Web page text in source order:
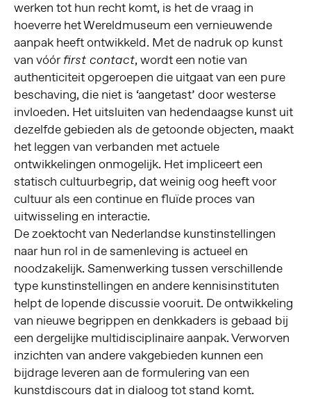
werken tot hun recht komt, is het de vraag in
hoeverre het Wereldmuseum een vernieuwende
aanpak heeft ontwikkeld. Met de nadruk op kunst
van vóórfirst contact, wordt een notie van
authenticiteit opgeroepen die uitgaat van een pure
beschaving, die niet is ‘aangetast’ door westerse
invloeden. Het uitsluiten van hedendaagse kunst uit
dezelfde gebieden als de getoonde objecten, maakt
het leggen van verbanden met actuele
ontwikkelingen onmogelijk. Het impliceert een
statisch cultuurbegrip, dat weinig oog heeft voor
cultuur als een continue en fluïde proces van
uitwisseling en interactie.
De zoektocht van Nederlandse kunstinstellingen
naar hun rol in de samenleving is actueel en
noodzakelijk. Samenwerking tussen verschillende
type kunstinstellingen en andere kennisinstituten
helpt de lopende discussie vooruit. De ontwikkeling
van nieuwe begrippen en denkkaders is gebaad bij
een dergelijke multidisciplinaire aanpak. Verworven
inzichten van andere vakgebieden kunnen een
bijdrage leveren aan de formulering van een
kunstdiscours dat in dialoog tot stand komt.